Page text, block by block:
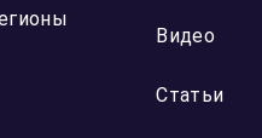
101-6047